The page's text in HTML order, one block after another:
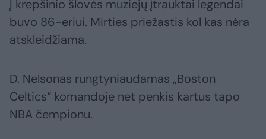
Į krepšinio šlovės muziejų įtrauktai legendai
buvo 86-eriui. Mirties priežastis kol kas nėra
atskleidžiama.
D. Nelsonas rungtyniaudamas „Boston
Celtics“ komandoje net penkis kartus tapo
NBA čempionu.